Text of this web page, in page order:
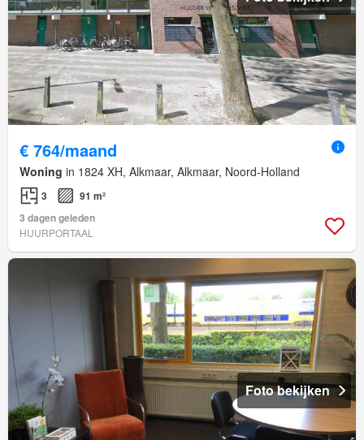
€ 764/maand
Woning in 1824 XH, Alkmaar, Alkmaar, Noord-Holland
3
91 m²
3 dagen geleden
HUURPORTAAL
Foto bekijken